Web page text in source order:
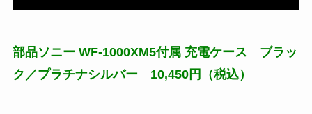
部品ソニー WF-1000XM5付属 充電ケース ブラッ
ク／プラチナシルバー 10,450円（税込）